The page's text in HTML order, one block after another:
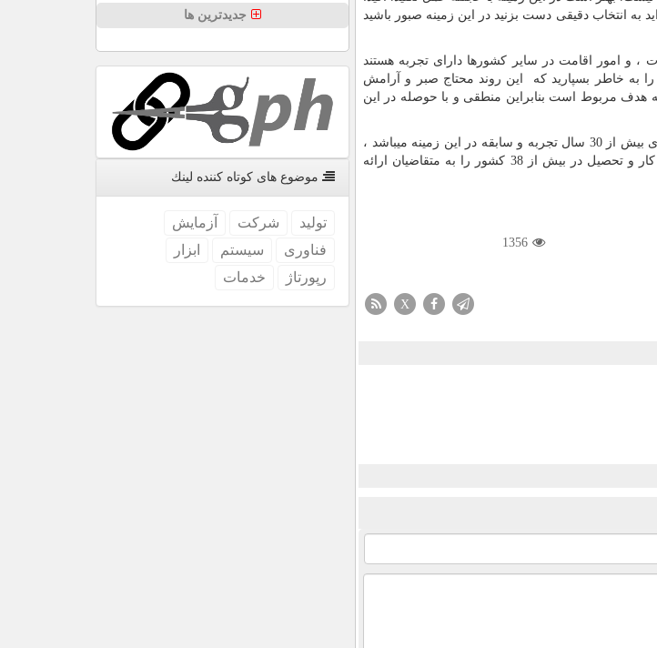
انتخاب دقیقی دست بزنید در این زمینه صبور باشید
و امور اقامت در سایر کشورها دارای تجربه هستند
به خاطر بسپارید که این روند محتاج صبر و آرامش
هدف مربوط است بنابراین منطقی و با حوصله در این
موسسه ثبتا بعنوان یکی از بهترین موسسات مهاجرتی و حقوقی بین المللی بوده که دارای بیش از 30 سال تجربه و سابقه در این زمینه میباشد ،
این مرکز هم اکنون کلیه خدمات مربوط به مهاجرت ، ویزا ، اقامت ، سرمایه گذاری ، کار و تحصیل در بیش از 38 کشور را به متقاضیان ارائه
1356
X
جدیدترین ها
موضوع های كوتاه كننده لینك
تولید شركت
آزمایش
فناوری
سیستم
ابزار
رپورتاژ
خدمات